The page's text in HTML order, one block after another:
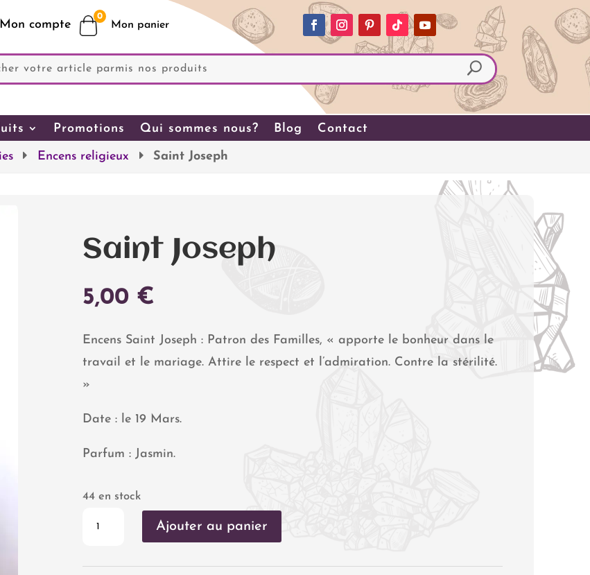
compte
0
Promotions Qui sommes nous? Blog Contact
Encens religieux Saint Joseph
Saint Joseph
5,00 €
Encens Saint Joseph : Patron des Familles, « apporte le bonheur dans le
travail et le mariage. Attire le respect et l’admiration. Contre la stérilité.
»
Date : le 19 Mars.
Parfum : Jasmin.
44 en stock
Ajouter au panier